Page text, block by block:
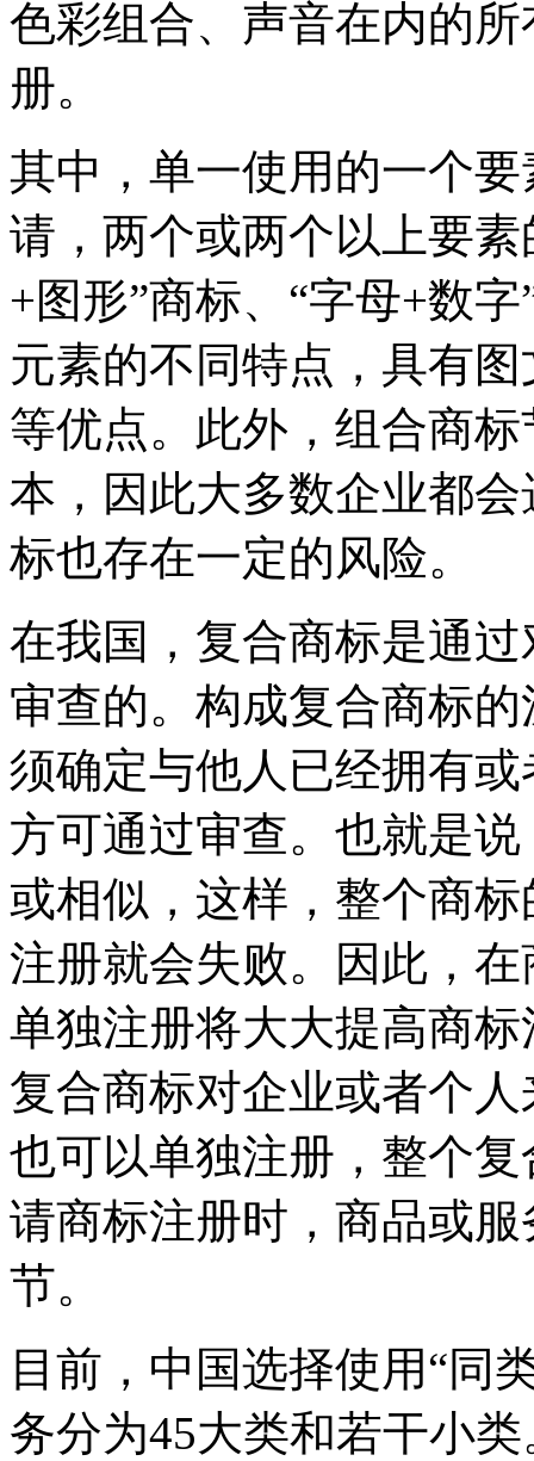
色彩组合、声音在内的
册。
其中，单一使用的一个
请，两个或两个以上要
+图形”商标、“字母+数
元素的不同特点，具有
等优点。此外，组合商
本，因此大多数企业都
标也存在一定的风险。
在我国，复合商标是通
审查的。构成复合商标
须确定与他人已经拥有
方可通过审查。也就是
或相似，这样，整个商
注册就会失败。因此，
单独注册将大大提高商
复合商标对企业或者个
也可以单独注册，整个
请商标注册时，商品或
节。
目前，中国选择使用“同
务分为45大类和若干小